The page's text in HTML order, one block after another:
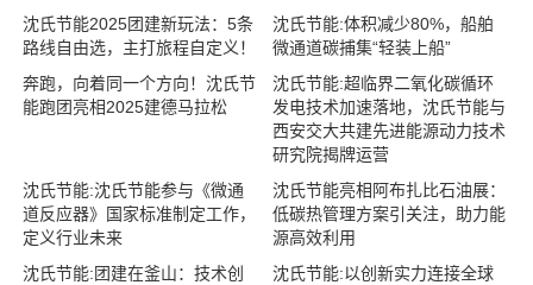
沈氏节能2025团建新玩法：5条
路线自由选，主打旅程自定义！
沈氏节能:体积减少80%，船舶
微通道碳捕集“轻装上船”
奔跑，向着同一个方向！沈氏节
能跑团亮相2025建德马拉松
沈氏节能:超临界二氧化碳循环
发电技术加速落地，沈氏节能与
西安交大共建先进能源动力技术
研究院揭牌运营
沈氏节能:沈氏节能参与《微通
道反应器》国家标准制定工作，
定义行业未来
沈氏节能亮相阿布扎比石油展：
低碳热管理方案引关注，助力能
源高效利用
沈氏节能:团建在釜山：技术创
沈氏节能:以创新实力连接全球